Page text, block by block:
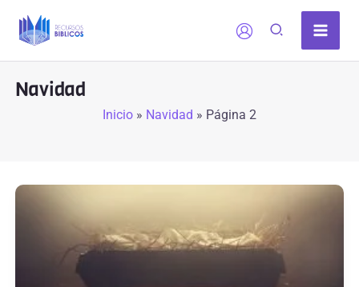
Navidad
Inicio » Navidad » Página 2